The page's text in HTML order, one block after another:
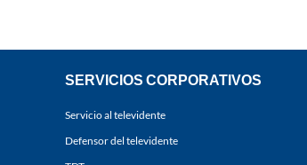
SERVICIOS CORPORATIVOS
Servicio al televidente
Defensor del televidente